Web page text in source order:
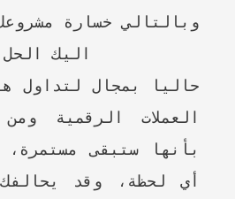
وبالتالي خسارة
اليك
حاليا بمجال لتداول
العملات الرقمية
بأنها ستبقى
أي لحظة، وقد